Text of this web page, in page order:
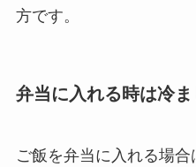
方です。
弁当に入れる時は冷
ご飯を弁当に入れる場